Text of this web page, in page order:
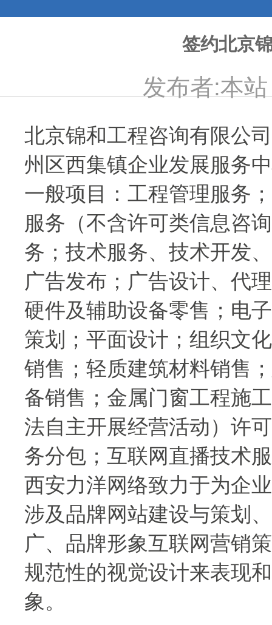
签约北京
发布者:本
北京锦和工程咨询有限公
州区西集镇企业发展服务
一般项目：工程管理服务
服务（不含许可类信息咨
务；技术服务、技术开发
广告发布；广告设计、代
硬件及辅助设备零售；电
策划；平面设计；组织文
销售；轻质建筑材料销售
备销售；金属门窗工程施
法自主开展经营活动）许
务分包；互联网直播技术
西安力洋网络致力于为企
涉及品牌网站建设与策划
广、品牌形象互联网营销
规范性的视觉设计来表现
象。